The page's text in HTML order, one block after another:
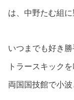
は、中野たむ組に
いつまでも好き
トラースキック
両国国技館で小